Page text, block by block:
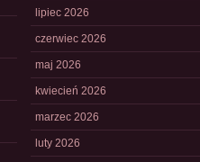
lipiec 2026
czerwiec 2026
maj 2026
kwiecień 2026
marzec 2026
luty 2026